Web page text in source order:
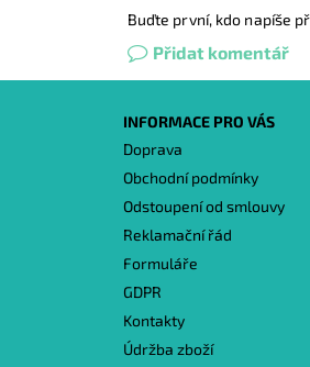
Buďte první, kdo napíše
Přidat komentář
INFORMACE PRO VÁS
Doprava
Obchodní podmínky
Odstoupení od smlouvy
Reklamační řád
Formuláře
GDPR
Kontakty
Údržba zboží